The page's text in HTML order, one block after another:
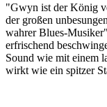
"Gwyn ist der König
der großen
wahrer Blues-
erfrischend
Sound wie mit einem
wirkt wie ein spitzer